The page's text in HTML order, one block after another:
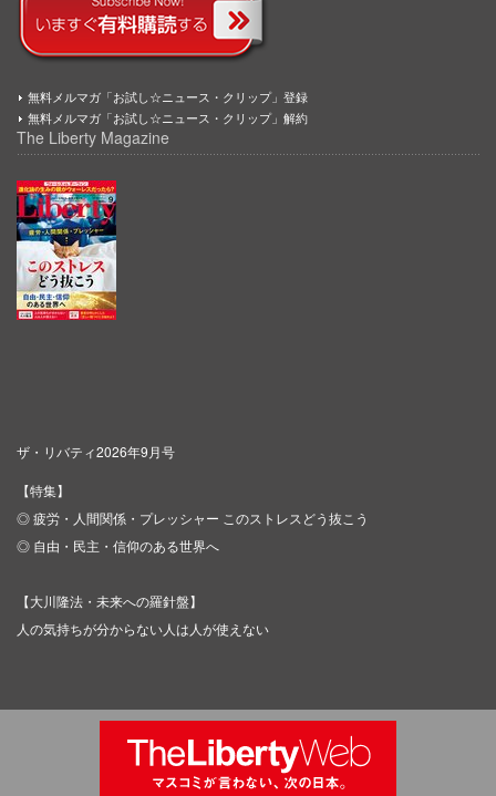
無料メルマガ「お試し☆ニュース・クリップ」登録
無料メルマガ「お試し☆ニュース・クリップ」解約
The Liberty Magazine
ザ・リバティ2026年9月号
【特集】
◎ 疲労・人間関係・プレッシャー このストレスどう抜こう
◎ 自由・民主・信仰のある世界へ
【大川隆法・未来への羅針盤】
人の気持ちが分からない人は人が使えない